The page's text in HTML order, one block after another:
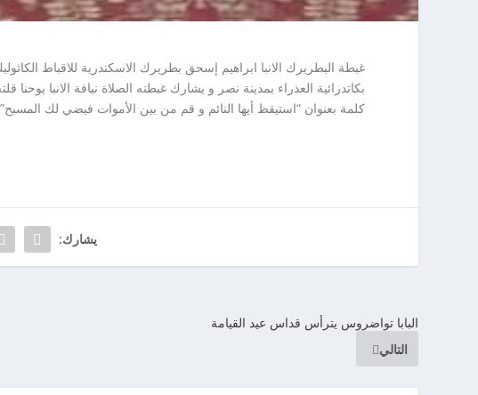
غبطة البطريرك الانبا ابراهيم إسحق بطريرك الاسكندرية للاقباط
بكاتدرائية العذراء بمدينة نصر و يشارك غبطته الصلاة نيافة الانبا
كلمة بعنوان “استيقظ أيها النائم و قم من بين الأموات فيضي لك
يشارك:
البابا تواضروس يترأس قداس عيد القيامة
التالي